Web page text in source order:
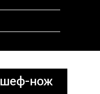
шеф-нож